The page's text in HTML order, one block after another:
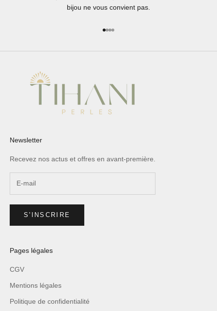
bijou ne vous convient pas.
Aller à l'élément 1
Aller à l'élément 2
Aller à l'élément 3
Aller à l'élément 4
Newsletter
Recevez nos actus et offres en avant-première.
S'INSCRIRE
Pages légales
CGV
Mentions légales
Politique de confidentialité